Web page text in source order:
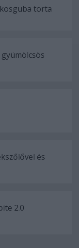
torta
és
2.0